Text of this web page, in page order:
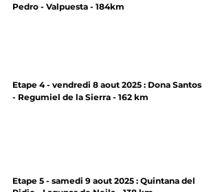
Pedro - Valpuesta - 184km
Etape 4 - vendredi 8 aout 2025 : Dona Santos
- Regumiel de la Sierra - 162 km
Etape 5 - samedi 9 aout 2025 : Quintana del